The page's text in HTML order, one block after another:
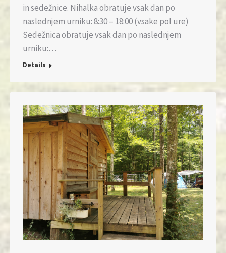
in sedežnice. Nihalka obratuje vsak dan po
naslednjem urniku: 8:30 – 18:00 (vsake pol ure)
Sedežnica obratuje vsak dan po naslednjem
urniku:…
Details